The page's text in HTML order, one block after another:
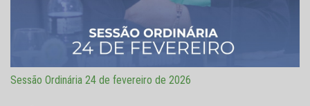
Sessão Ordinária 24 de fevereiro de 2026